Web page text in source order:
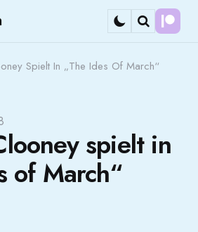
Search
Spielt In „The Ides Of March“
spielt in
of March“